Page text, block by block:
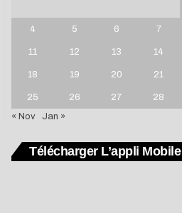
4 5 6 7
11 12 13 14
18 19 20 21
25 26 27 28
« Nov
Jan »
Télécharger L’appli Mobile